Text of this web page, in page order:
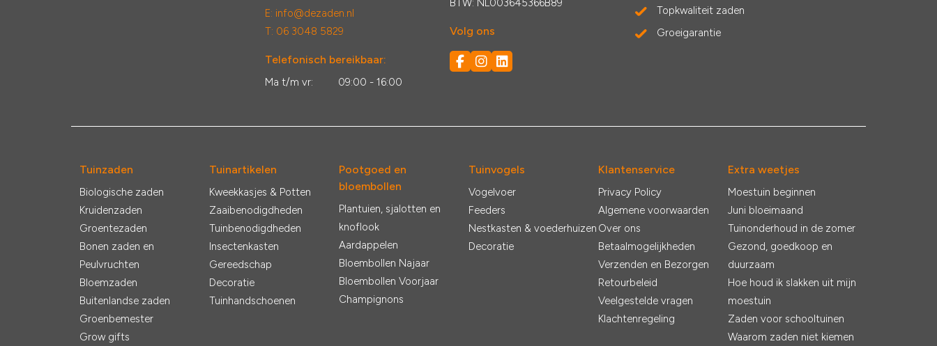
E: info@dezaden.nl
T: 06 3048 5829
Telefonisch bereikbaar:
Ma t/m vr: 09:00 - 16:00
BTW: NL003645366B89
Volg ons
Topkwaliteit zaden
Groeigarantie
Tuinzaden
Biologische zaden
Kruidenzaden
Groentezaden
Bonen zaden en
Peulvruchten
Bloemzaden
Buitenlandse zaden
Groenbemester
Grow gifts
Tuinartikelen
Kweekkasjes & Potten
Zaaibenodigdheden
Tuinbenodigdheden
Insectenkasten
Gereedschap
Decoratie
Tuinhandschoenen
Pootgoed en
bloembollen
Plantuien, sjalotten en
knoflook
Aardappelen
Bloembollen Najaar
Bloembollen Voorjaar
Champignons
Tuinvogels
Vogelvoer
Feeders
Nestkasten & voederhuizen
Decoratie
Klantenservice
Privacy Policy
Algemene voorwaarden
Over ons
Betaalmogelijkheden
Verzenden en Bezorgen
Retourbeleid
Veelgestelde vragen
Klachtenregeling
Extra weetjes
Moestuin beginnen
Juni bloeimaand
Tuinonderhoud in de zomer
Gezond, goedkoop en
duurzaam
Hoe houd ik slakken uit mijn
moestuin
Zaden voor schooltuinen
Waarom zaden niet kiemen